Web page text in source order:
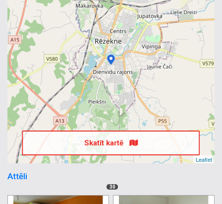
Leaflet
Skatīt kartē
Attēli
30